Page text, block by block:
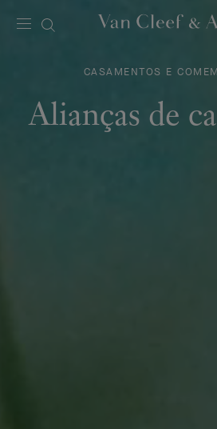
Van
&
Arpels
CASAMENTOS E
Alianças de